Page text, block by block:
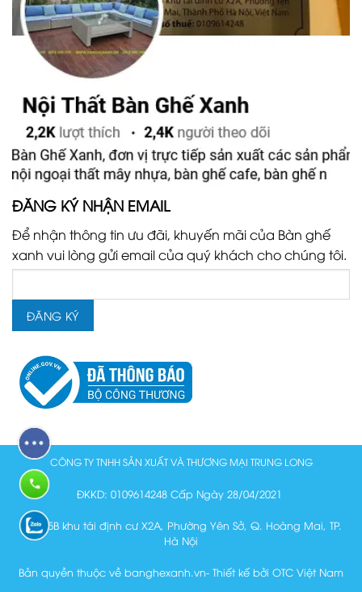
ĐĂNG KÝ NHẬN EMAIL
Để nhận thông tin ưu đãi, khuyến mãi của Bàn ghế
xanh vui lòng gửi email của quý khách cho chúng tôi.
CÔNG TY TNHH SẢN XUẤT VÀ THƯƠNG MẠI TRUNG LONG
ĐKKD: 0109614248 Cấp Ngày 28/04/2021
Lô N15B khu tái định cư X2A, Phường Yên Sở, Q. Hoàng Mai, TP.
Hà Nội
Bản quyền thuộc về banghexanh.vn- Thiết kế bởi OTC Việt Nam